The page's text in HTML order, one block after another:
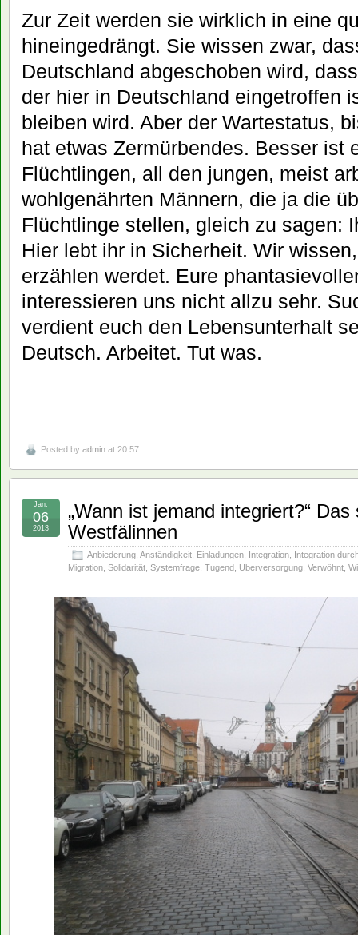
Zur Zeit werden sie wirklich in eine
hineingedrängt. Sie wissen zwar,
Deutschland abgeschoben wird,
der hier in Deutschland eingetroffen
bleiben wird. Aber der Wartestatus,
hat etwas Zermürbendes. Besser ist
Flüchtlingen, all den jungen, meist
wohlgenährten Männern, die ja die
Flüchtlinge stellen, gleich zu sagen:
Hier lebt ihr in Sicherheit. Wir
erzählen werdet. Eure
interessieren uns nicht allzu sehr.
verdient euch den Lebensunterhalt
Deutsch. Arbeitet. Tut was.
Posted by admin at 20:57
„Wann ist jemand integriert?“
Westfälinnen
Anbiederung Anständigkeit Einladungen Integration Integration
Migration Solidarität Systemfrage Tugend Überversorgung Verwöhnt
Jan.
06
2013